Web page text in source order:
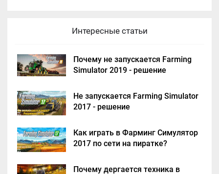
Интересные статьи
Почему не запускается Farming
Simulator 2019 - решение
Не запускается Farming Simulator
2017 - решение
Как играть в Фарминг Симулятор
2017 по сети на пиратке?
Почему дергается техника в